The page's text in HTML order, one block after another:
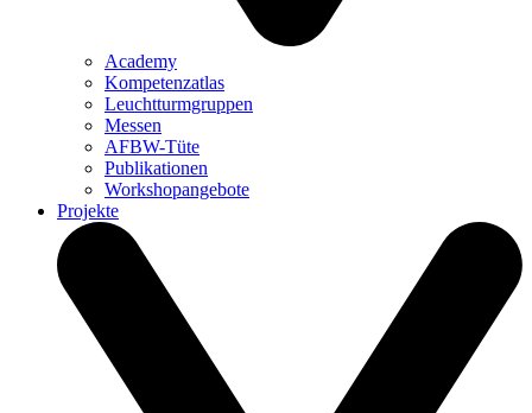
Academy
Kompetenzatlas
Leuchtturm­gruppen
Messen
AFBW-Tüte
Publikationen
Workshopangebote
Projekte